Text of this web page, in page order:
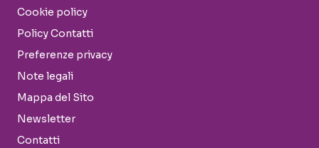
Cookie policy
Policy Contatti
Preferenze privacy
Note legali
Mappa del Sito
Newsletter
Contatti